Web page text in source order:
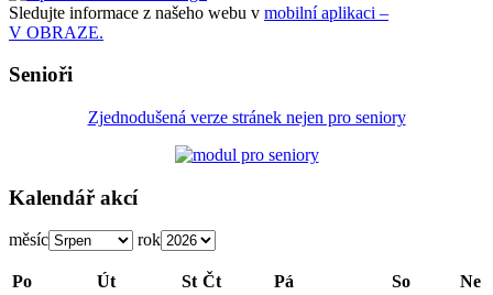
Sledujte informace z našeho webu v mobilní aplikaci –
V OBRAZE.
Senioři
Zjednodušená verze stránek nejen pro seniory
Kalendář akcí
měsíc rok
Po Út St Čt Pá So
Ne